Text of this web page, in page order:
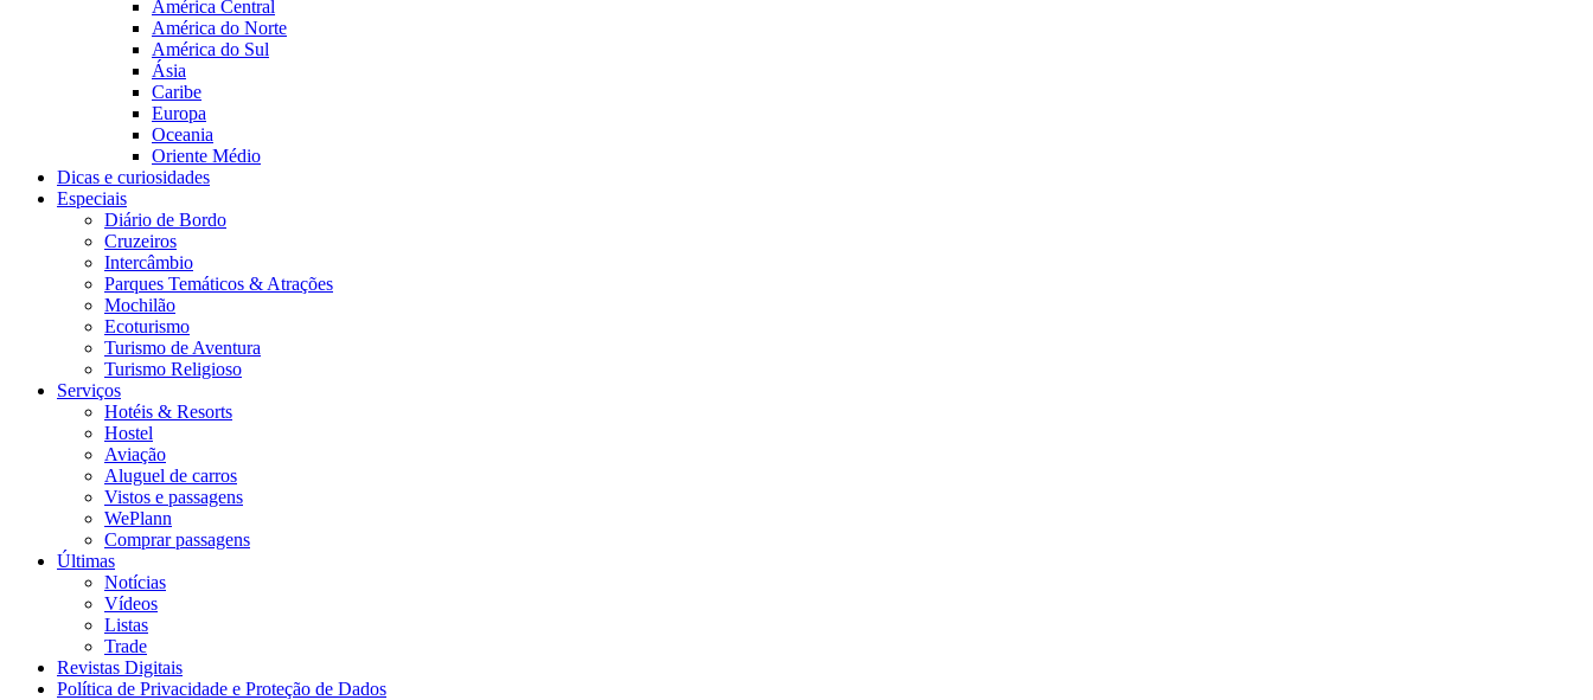
América Central
América do Norte
América do Sul
Ásia
Caribe
Europa
Oceania
Oriente Médio
Dicas e curiosidades
Especiais
Diário de Bordo
Cruzeiros
Intercâmbio
Parques Temáticos & Atrações
Mochilão
Ecoturismo
Turismo de Aventura
Turismo Religioso
Serviços
Hotéis & Resorts
Hostel
Aviação
Aluguel de carros
Vistos e passagens
WePlann
Comprar passagens
Últimas
Notícias
Vídeos
Listas
Trade
Revistas Digitais
Política de Privacidade e Proteção de Dados